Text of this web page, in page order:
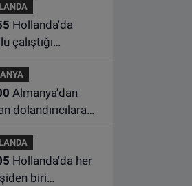
çalıştığı
yasağı
dolandırıcılara
biri